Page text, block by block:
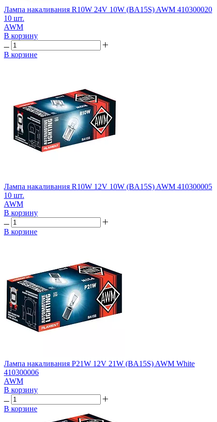
Лампа накаливания R10W 24V 10W (BA15S) AWM 410300020
10 шт.
AWM
В корзину
В корзине
Лампа накаливания R10W 12V 10W (BA15S) AWM 410300005
10 шт.
AWM
В корзину
В корзине
Лампа накаливания P21W 12V 21W (BA15S) AWM White
410300006
AWM
В корзину
В корзине